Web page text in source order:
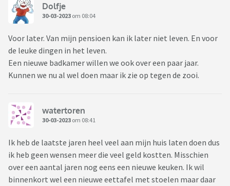
Dolfje
30-03-2023 om 08:04
Voor later. Van mijn pensioen kan ik later niet leven. En voor
de leuke dingen in het leven.
Een nieuwe badkamer willen we ook over een paar jaar.
Kunnen we nu al wel doen maar ik zie op tegen de zooi.
watertoren
30-03-2023 om 08:41
Ik heb de laatste jaren heel veel aan mijn huis laten doen dus
ik heb geen wensen meer die veel geld kostten. Misschien
over een aantal jaren nog eens een nieuwe keuken. Ik wil
binnenkort wel een nieuwe eettafel met stoelen maar daar